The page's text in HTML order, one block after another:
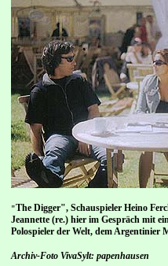
"The Digger", Schauspieler Heino
Jeannette (re.) hier im Gespräch mit
Polospieler der Welt, dem Argentinier
Archiv-Foto VivaSylt: papenhausen